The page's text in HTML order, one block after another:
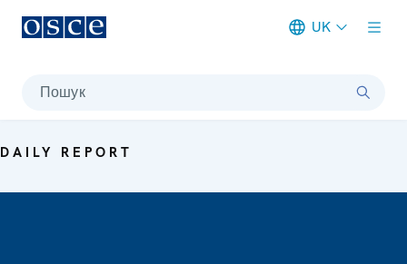
UK
Пошук
DAILY REPORT